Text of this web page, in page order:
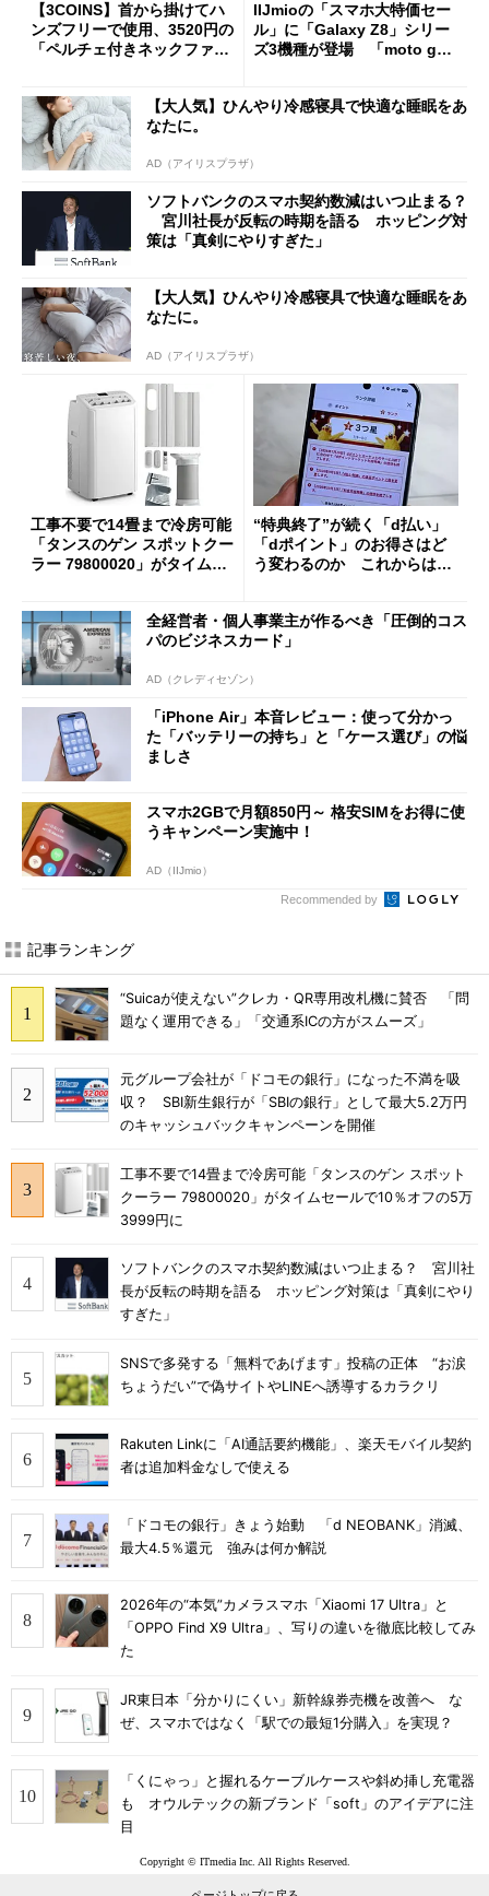
【3COINS】首から掛けてハ
ンズフリーで使用、3520円の
「ペルチェ付きネックファ
IIJmioの「スマホ大特価セー
ル」に「Galaxy Z8」シリー
ズ3機種が登場 「moto g37
【大人気】ひんやり冷感寝具で快適な睡眠をあ
なたに。
AD（アイリスプラザ）
ソフトバンクのスマホ契約数減はいつ止まる？
宮川社長が反転の時期を語る ホッピング対
策は「真剣にやりすぎた」
【大人気】ひんやり冷感寝具で快適な睡眠をあ
なたに。
AD（アイリスプラザ）
工事不要で14畳まで冷房可能
「タンスのゲン スポットクー
ラー 79800020」がタイムセ
“特典終了”が続く「d払い」
「dポイント」のお得さはど
う変わるのか これからは
全経営者・個人事業主が作るべき「圧倒的コス
パのビジネスカード」
AD（クレディセゾン）
「iPhone Air」本音レビュー：使って分かっ
た「バッテリーの持ち」と「ケース選び」の悩
ましさ
スマホ2GBで月額850円～ 格安SIMをお得に使
うキャンペーン実施中！
AD（IIJmio）
Recommended by
記事ランキング
“Suicaが使えない”クレカ・QR専用改札機に賛否 「問
題なく運用できる」「交通系ICの方がスムーズ」
元グループ会社が「ドコモの銀行」になった不満を吸
収？ SBI新生銀行が「SBIの銀行」として最大5.2万円
のキャッシュバックキャンペーンを開催
工事不要で14畳まで冷房可能「タンスのゲン スポット
クーラー 79800020」がタイムセールで10％オフの5万
3999円に
ソフトバンクのスマホ契約数減はいつ止まる？ 宮川社
長が反転の時期を語る ホッピング対策は「真剣にやり
すぎた」
SNSで多発する「無料であげます」投稿の正体 “お涙
ちょうだい”で偽サイトやLINEへ誘導するカラクリ
Rakuten Linkに「AI通話要約機能」、楽天モバイル契約
者は追加料金なしで使える
「ドコモの銀行」きょう始動 「d NEOBANK」消滅、
最大4.5％還元 強みは何か解説
2026年の“本気”カメラスマホ「Xiaomi 17 Ultra」と
「OPPO Find X9 Ultra」、写りの違いを徹底比較してみ
た
JR東日本「分かりにくい」新幹線券売機を改善へ な
ぜ、スマホではなく「駅での最短1分購入」を実現？
「くにゃっ」と握れるケーブルケースや斜め挿し充電器
も オウルテックの新ブランド「soft」のアイデアに注
目
Copyright © ITmedia Inc. All Rights Reserved.